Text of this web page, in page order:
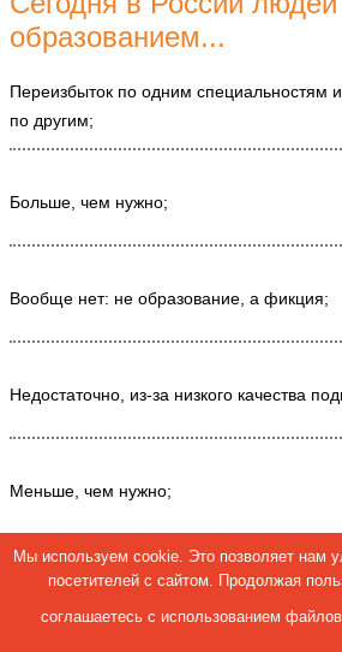
образованием...
Переизбыток по одним специальностям и
по другим;
Больше, чем нужно;
Вообще нет: не образование, а фикция;
Недостаточно, из-за низкого качества
Меньше, чем нужно;
Столько, сколько нужно;
Мы используем cookie. Это позволяет нам
посетителей с сайтом. Продолжая
соглашаетесь с использованием